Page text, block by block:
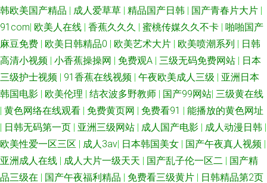
韩欧美国产精品 | 成人爱草草 | 精品国产日韩 | 国产青春片大片 |
91com| 欧美人在线 | 香蕉久久久 | 蜜桃传媒久久不卡 | 啪啪国产
麻豆免费 | 欧美日韩精品0 | 欧美艺术大片 | 欧美喷潮系列 | 日韩
高清小视频 | 小香蕉操操网 | 免费观A | 三级无码免费网站 | 日本
三级护士视频 | 91香蕉在线视频 | 午夜欧美成人三级 | 亚洲日本
韩国电影 | 欧美伦理 | 结衣波多野教师 | 国产99网站| 三级黄在线
| 黄色网络在线观看 | 免费黄页网 | 免费看91 | 能播放的黄色网址
| 日韩无码第一页 | 亚洲三级网站 | 成人国产电影 | 成人动漫日韩 |
欧美性爱一区三区 | 成人3av| 日本韩国美女 | 国产午夜真人视频 |
亚洲成人在线 | 成人大片一级天天 | 国产乱子伦一区二 | 国产精
品三级在 | 国产午夜福利精品 | 免费看三级黄片 | 日韩精品第2页